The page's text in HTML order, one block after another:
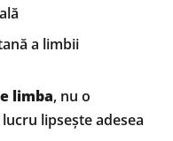
a limbii
limba, nu o
lipsește adesea